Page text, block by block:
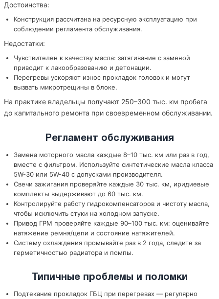
Достоинства:
Конструкция рассчитана на ресурсную эксплуатацию при
соблюдении регламента обслуживания.
Недостатки:
Чувствителен к качеству масла: затягивание с заменой
приводит к лакообразованию и детонации.
Перегревы ускоряют износ прокладок головок и могут
вызвать микротрещины в блоке.
На практике владельцы получают 250–300 тыс. км пробега
до капитального ремонта при своевременном обслуживании.
Регламент обслуживания
Замена моторного масла каждые 8–10 тыс. км или раз в год,
вместе с фильтром. Используйте синтетические масла класса
5W-30 или 5W-40 с допусками производителя.
Свечи зажигания проверяйте каждые 30 тыс. км, иридиевые
комплекты выдерживают до 60 тыс. км.
Контролируйте работу гидрокомпенсаторов и чистоту масла,
чтобы исключить стуки на холодном запуске.
Привод ГРМ проверяйте каждые 90–100 тыс. км: оценивайте
натяжение ремня/цепи и состояние натяжителей.
Систему охлаждения промывайте раз в 2 года, следите за
герметичностью радиатора и помпы.
Типичные проблемы и поломки
Подтекание прокладок ГБЦ при перегревах — регулярно